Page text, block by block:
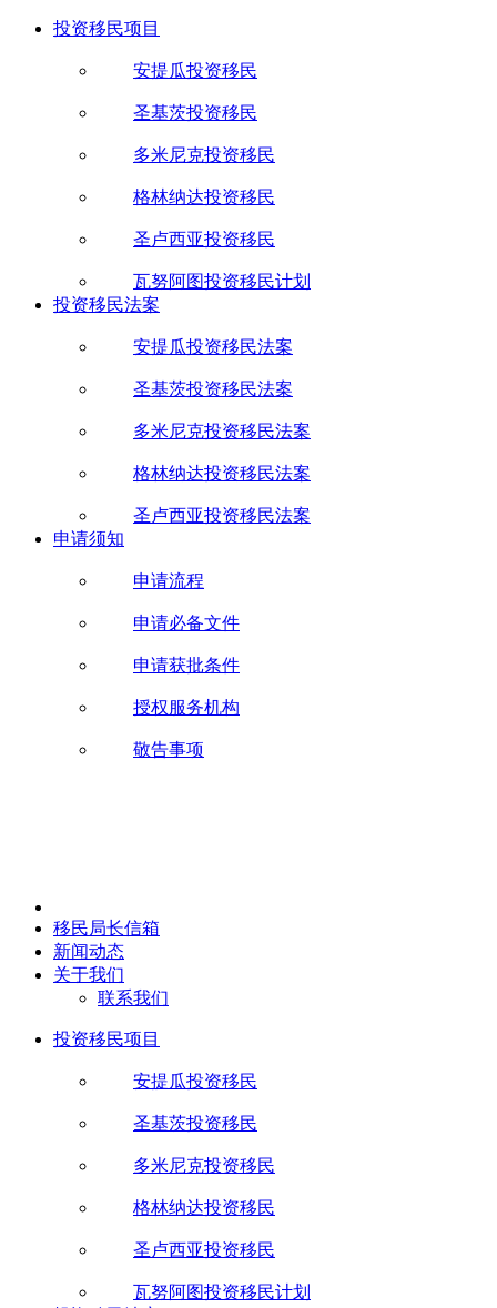
投资移民项目
安提瓜投资移民
圣基茨投资移民
多米尼克投资移民
格林纳达投资移民
圣卢西亚投资移民
瓦努阿图投资移民计划
投资移民法案
安提瓜投资移民法案
圣基茨投资移民法案
多米尼克投资移民法案
格林纳达投资移民法案
圣卢西亚投资移民法案
申请须知
申请流程
申请必备文件
申请获批条件
授权服务机构
敬告事项
移民局长信箱
新闻动态
关于我们
联系我们
投资移民项目
安提瓜投资移民
圣基茨投资移民
多米尼克投资移民
格林纳达投资移民
圣卢西亚投资移民
瓦努阿图投资移民计划